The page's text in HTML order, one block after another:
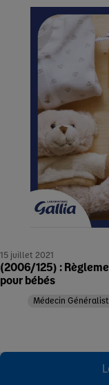
15 juillet 2021
(2006/125) :
pour bébés
Médecin